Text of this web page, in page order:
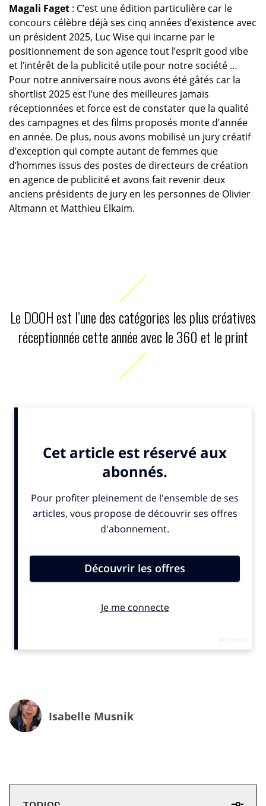
Magali Faget: C’est une édition particulière car le
concours célèbre déjà ses cinq années d’existence avec
un président 2025, Luc Wise qui incarne par le
positionnement de son agence tout l’esprit good vibe
et l’intérêt de la publicité utile pour notre société …
Pour notre anniversaire nous avons été gâtés car la
shortlist 2025 est l’une des meilleures jamais
réceptionnées et force est de constater que la qualité
des campagnes et des films proposés monte d’année
en année. De plus, nous avons mobilisé un jury créatif
d’exception qui compte autant de femmes que
d’hommes issus des postes de directeurs de création
en agence de publicité et avons fait revenir deux
anciens présidents de jury en les personnes de Olivier
Altmann et Matthieu Elkaim.
Le DOOH est l’une des catégories les plus créatives
réceptionnée cette année avec le 360 et le print
IN. : Quel constat notamment faites-vous sur la nouvelle
catégorie affichage digital trio ?
. : C’était une première en effet et les participants
ont apporté beaucoup de créativité dans l’utilisation
des trois panneaux consécutifs en DOOH en racontant
c’est l’une des catégories les plus créatives
réceptionnée cette année avec le 360 et le print. Le
DOOH investit de plus en plus l’espace affichage de nos
le mettre à l’honneur dans ce concours avec
en rotation à la campagne primée au lieu de quatre
Isabelle Musnik